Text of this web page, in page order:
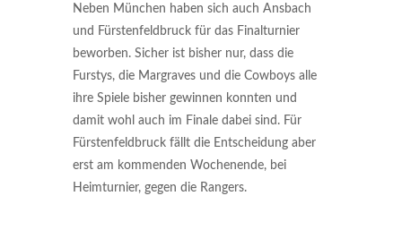
Neben München haben sich auch Ansbach
und Fürstenfeldbruck für das Finalturnier
beworben. Sicher ist bisher nur, dass die
Furstys, die Margraves und die Cowboys alle
ihre Spiele bisher gewinnen konnten und
damit wohl auch im Finale dabei sind. Für
Fürstenfeldbruck fällt die Entscheidung aber
erst am kommenden Wochenende, bei
Heimturnier, gegen die Rangers.